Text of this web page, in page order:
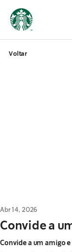
Voltar
Abr 14, 2026
Convide a
Convide a um amigo